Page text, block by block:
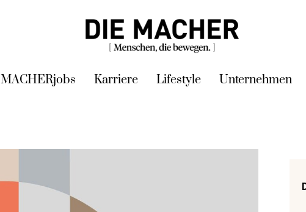
MACHERjobs Karriere Lifestyle Unternehmen